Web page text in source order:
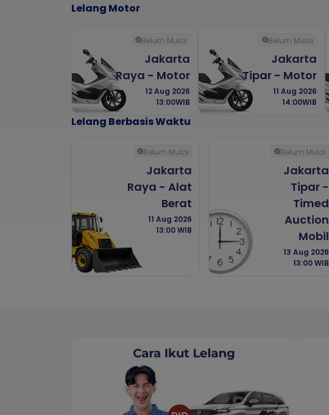
Lelang Motor
Belum Mulai
Jakarta
Raya - Motor
12 Aug 2026
13:00WIB
Belum Mulai
Jakarta
Tipar - Motor
11 Aug 2026
14:00WIB
Lelang Berbasis Waktu
Belum Mulai
Jakarta
Raya - Alat
Berat
11 Aug 2026
13:00 WIB
Belum Mulai
Jakarta
Tipar -
Timed
Auction
Mobil
13 Aug 2026
13:00 WIB